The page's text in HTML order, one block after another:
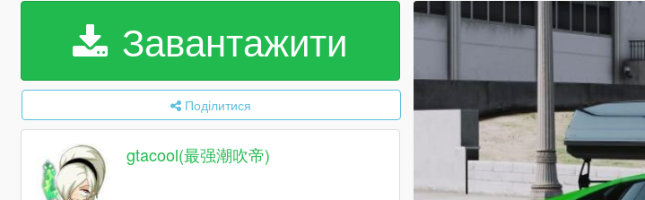
Завантажити
Поділитися
gtacool(最强潮吹帝)